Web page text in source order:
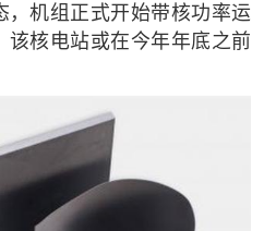
，机组正式开始带核功率运
该核电站或在今年年底之前